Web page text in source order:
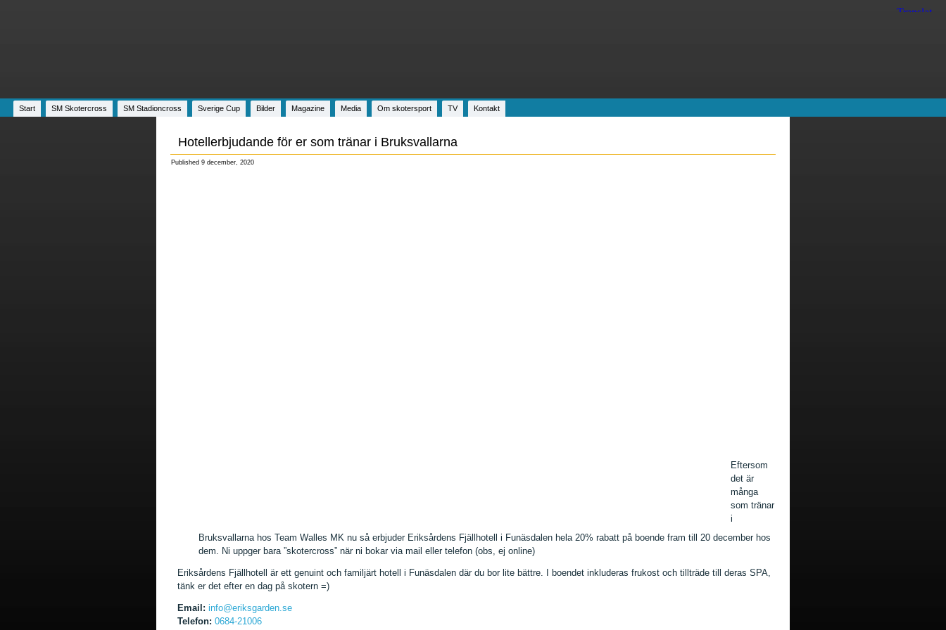
Start SM Skotercross SM Stadioncross Sverige Cup Bilder Magazine Media Om skotersport TV Kontakt
Hotellerbjudande för er som tränar i Bruksvallarna
Published 9 december, 2020
Eftersom
det är
många
som tränar
i
Bruksvallarna hos Team Walles MK nu så erbjuder Eriksårdens Fjällhotell i Funäsdalen hela 20% rabatt på boende fram till 20 december hos
dem. Ni uppger bara ”skotercross” när ni bokar via mail eller telefon (obs, ej online)
Eriksårdens Fjällhotell är ett genuint och familjärt hotell i Funäsdalen där du bor lite bättre. I boendet inkluderas frukost och tillträde till deras SPA,
tänk er det efter en dag på skotern =)
Email: info@eriksgarden.se
Telefon: 0684-21006